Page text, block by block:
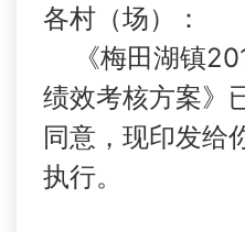
各村（场）：
《梅田湖镇
绩效考核方案》
同意，现印发给
执行。